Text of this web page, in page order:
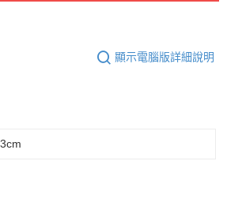
顯示電腦版詳細說明